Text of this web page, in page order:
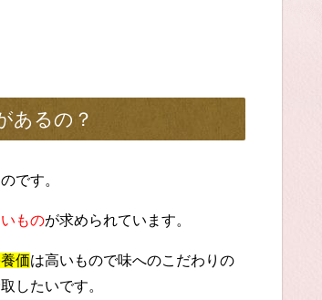
あるの？
です。
ものが求められています。
価は高いもので味へのこだわりの
したいです。